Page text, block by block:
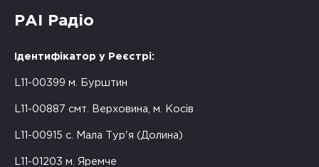
РАІ Радіо
Ідентифікатор у Реєстрі:
L11-00399 м. Бурштин
L11-00887 смт. Верховина, м. Косів
L11-00915 с. Мала Тур'я (Долина)
L11-01203 м. Яремче